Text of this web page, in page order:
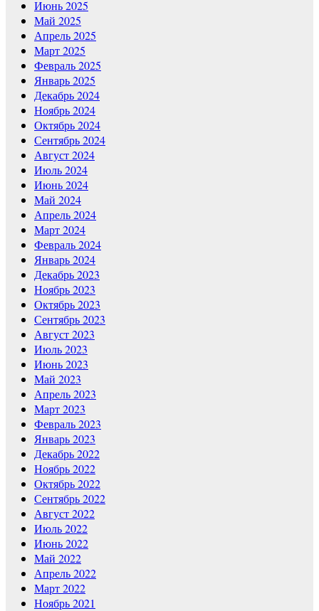
Июнь 2025
Май 2025
Апрель 2025
Март 2025
Февраль 2025
Январь 2025
Декабрь 2024
Ноябрь 2024
Октябрь 2024
Сентябрь 2024
Август 2024
Июль 2024
Июнь 2024
Май 2024
Апрель 2024
Март 2024
Февраль 2024
Январь 2024
Декабрь 2023
Ноябрь 2023
Октябрь 2023
Сентябрь 2023
Август 2023
Июль 2023
Июнь 2023
Май 2023
Апрель 2023
Март 2023
Февраль 2023
Январь 2023
Декабрь 2022
Ноябрь 2022
Октябрь 2022
Сентябрь 2022
Август 2022
Июль 2022
Июнь 2022
Май 2022
Апрель 2022
Март 2022
Ноябрь 2021